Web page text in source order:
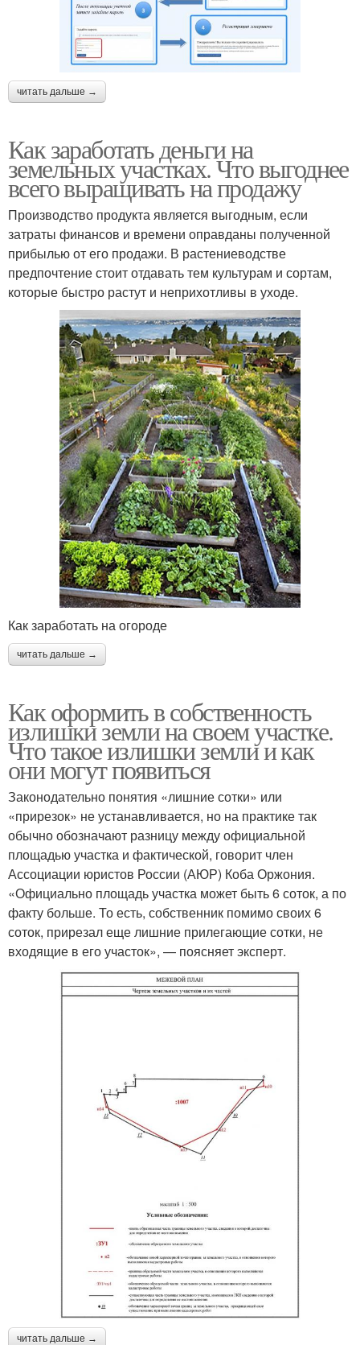
читать дальше →
Как заработать деньги на
земельных участках. Что выгоднее
всего выращивать на продажу
Производство продукта является выгодным, если
затраты финансов и времени оправданы полученной
прибылью от его продажи. В растениеводстве
предпочтение стоит отдавать тем культурам и сортам,
которые быстро растут и неприхотливы в уходе.
Как заработать на огороде
читать дальше →
Как оформить в собственность
излишки земли на своем участке.
Что такое излишки земли и как
они могут появиться
Законодательно понятия «лишние сотки» или
«прирезок» не устанавливается, но на практике так
обычно обозначают разницу между официальной
площадью участка и фактической, говорит член
Ассоциации юристов России (АЮР) Коба Оржония.
«Официально площадь участка может быть 6 соток, а по
факту больше. То есть, собственник помимо своих 6
соток, прирезал еще лишние прилегающие сотки, не
входящие в его участок», — поясняет эксперт.
читать дальше →